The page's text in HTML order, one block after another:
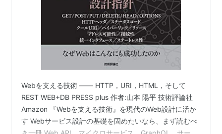
Webを支える技術 ―― HTTP，URI，HTML，そして
REST WEB+DB PRESS plus 作者:山本 陽平 技術評論社
Amazon 『Webを支える技術』を現代のWeb設計に活か
す Webサービス設計の基礎を固めたいなら、まず読むべ